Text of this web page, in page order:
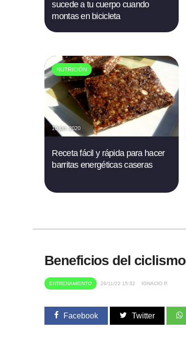
sucede a tu cuerpo cuando
montas en bicicleta
NUTRICIÓN
10 jun. 2020
Receta fácil y rápida para hacer
barritas energéticas caseras
Beneficios del
ENTRENAMIENTO 26/11/22 15:32 IGNACIO P.
Facebook Twitter